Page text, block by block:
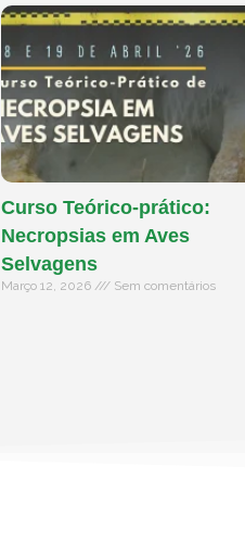
Curso Teórico-prático:
Necropsias em Aves
Selvagens
Março 12, 2026 Sem comentários